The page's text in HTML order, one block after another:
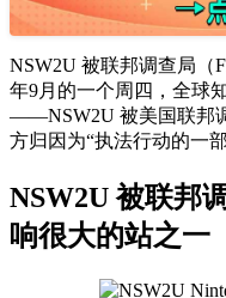
NSW2U 被联邦调查局（
年9月的一个周四，全球
——NSW2U 被美国联邦
方归因为“执法行动的一
NSW2U 被联邦
响很大的站之一